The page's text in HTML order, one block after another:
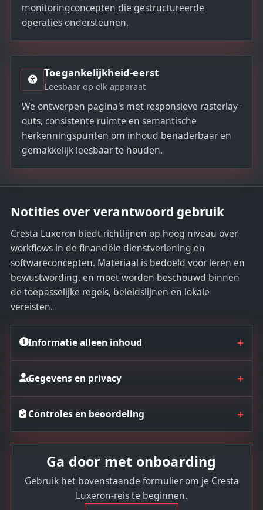
monitoringconcepten die gestructureerde
operaties ondersteunen.
Toegankelijkheid-eerst
Leesbaar op elk apparaat
We ontwerpen pagina's met responsieve rasterlay-
outs, consistente ruimte en semantische
herkenningspunten om inhoud benaderbaar en
gemakkelijk leesbaar te houden.
Notities over verantwoord gebruik
Cresta Luxeron biedt richtlijnen op hoog niveau over
workflows in de financiële dienstverlening en
softwareconcepten. Materiaal is bedoeld voor leren en
bewustwording, en moet worden beschouwd binnen
de toepasselijke regels, beleidslijnen en lokale
vereisten.
Informatie alleen inhoud +
Gegevens en privacy +
Controles en beoordeling +
Ga door met onboarding
Gebruik het bovenstaande formulier om je Cresta
Luxeron-reis te beginnen.